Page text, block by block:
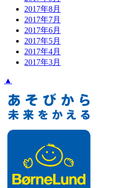
2017年8月
2017年7月
2017年6月
2017年5月
2017年4月
2017年3月
▲